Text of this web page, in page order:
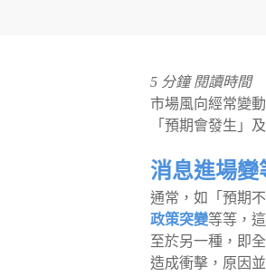
5 分鐘 閱讀時間
市場風向經常變
「預期會發生」
消息進場變
通常，如「預期
政策突變等等，
至於另一種，即
造成衝擊，原因